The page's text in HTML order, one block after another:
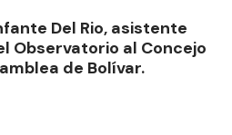
Del Rio, asistente
Observatorio al Concejo
de Bolívar.